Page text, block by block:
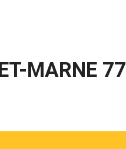
MARNE 77